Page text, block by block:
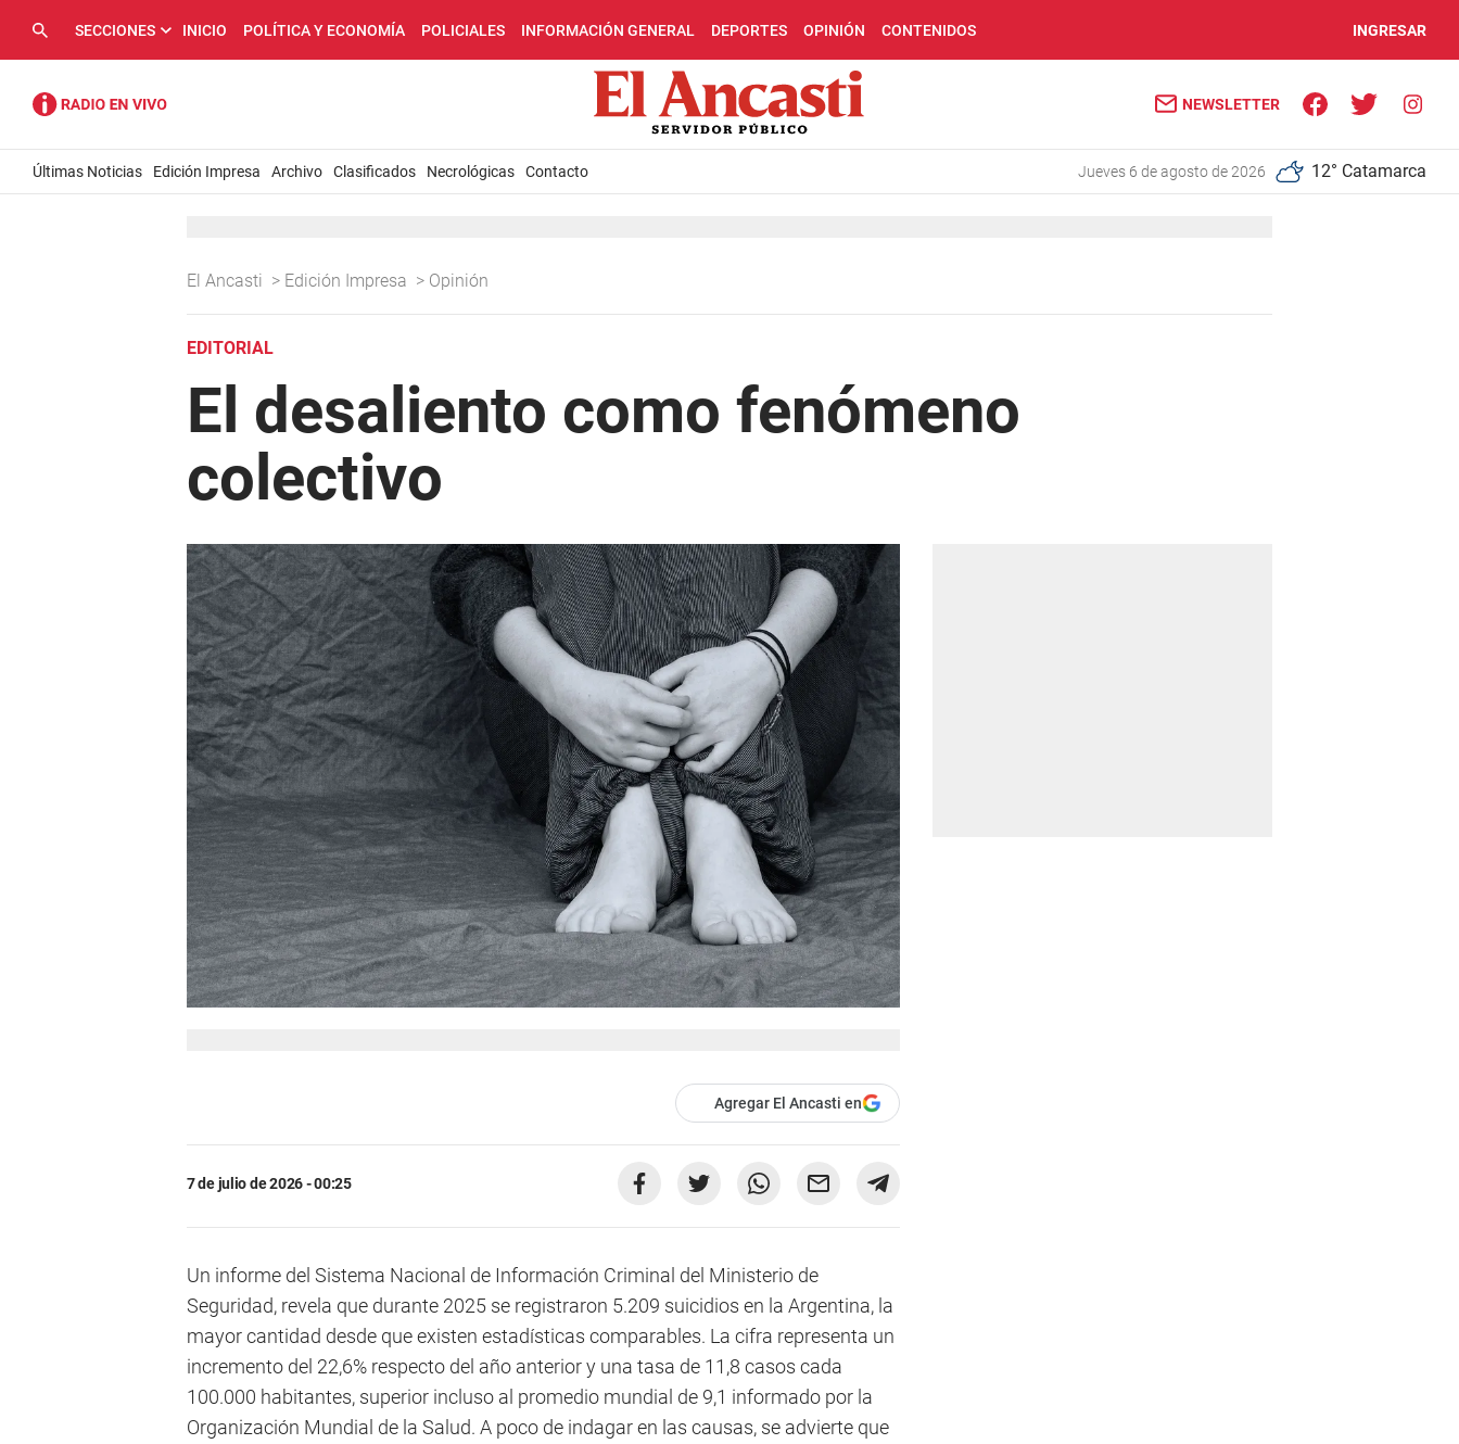
SECCIONES INICIO POLÍTICA Y ECONOMÍA POLICIALES INFORMACIÓN GENERAL DEPORTES OPINIÓN CONTENIDOS INGRESAR
NEWSLETTER
Últimas Noticias Edición Impresa Archivo Clasificados Necrológicas Contacto jueves 6 de agosto de 2026 12° Catamarca
El Ancasti > Edición Impresa > Opinión
EDITORIAL
El desaliento como fenómeno
colectivo
Agregar El Ancasti en
7 de julio de 2026 - 00:25
Un informe del Sistema Nacional de Información Criminal del Ministerio de
Seguridad, revela que durante 2025 se registraron 5.209 suicidios en la Argentina, la
mayor cantidad desde que existen estadísticas comparables. La cifra representa un
incremento del 22,6% respecto del año anterior y una tasa de 11,8 casos cada
100.000 habitantes, superior incluso al promedio mundial de 9,1 informado por la
Organización Mundial de la Salud. A poco de indagar en las causas, se advierte que